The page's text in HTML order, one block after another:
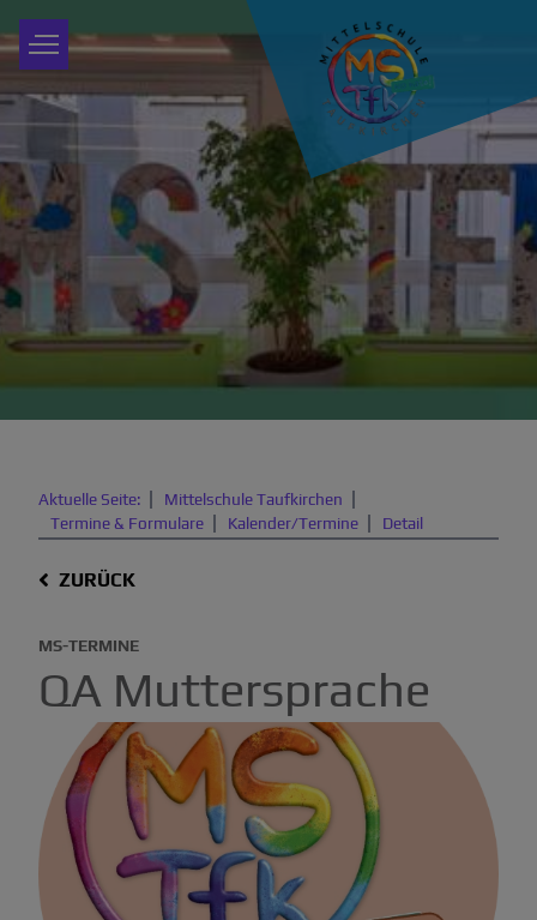
Aktuelle Seite:
Mittelschule Taufkirchen
Termine & Formulare
Kalender/Termine Detail
ZURÜCK
MS-TERMINE
QA Muttersprache